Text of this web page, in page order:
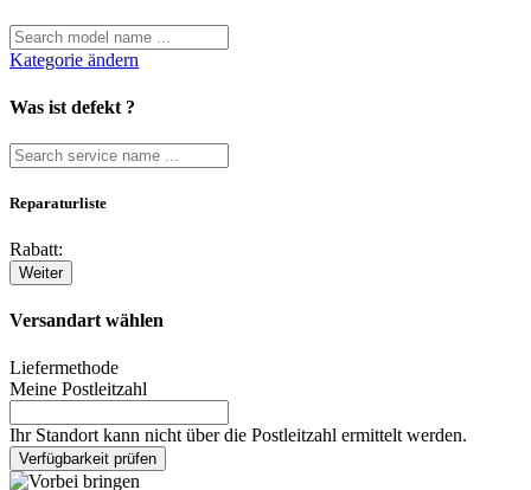
Kategorie ändern
Was ist defekt ?
Reparaturliste
Rabatt:
Weiter
Versandart wählen
Liefermethode
Meine Postleitzahl
Ihr Standort kann nicht über die Postleitzahl ermittelt werden.
Verfügbarkeit prüfen